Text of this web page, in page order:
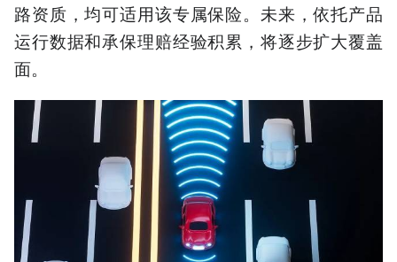
路资质，均可适用该专属保险。未来，依托产品
运行数据和承保理赔经验积累，将逐步扩大覆盖
面。